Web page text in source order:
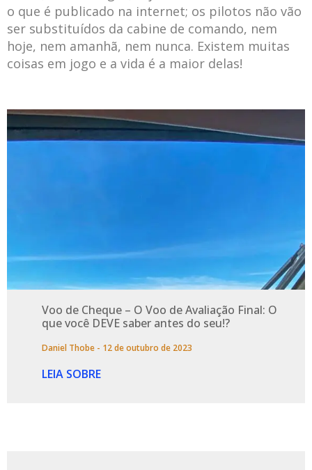
o que é publicado na internet; os pilotos não vão
ser substituídos da cabine de comando, nem
hoje, nem amanhã, nem nunca. Existem muitas
coisas em jogo e a vida é a maior delas!
Voo de Cheque – O Voo de Avaliação Final: O
que você DEVE saber antes do seu!?
Daniel Thobe 12 de outubro de 2023
LEIA SOBRE